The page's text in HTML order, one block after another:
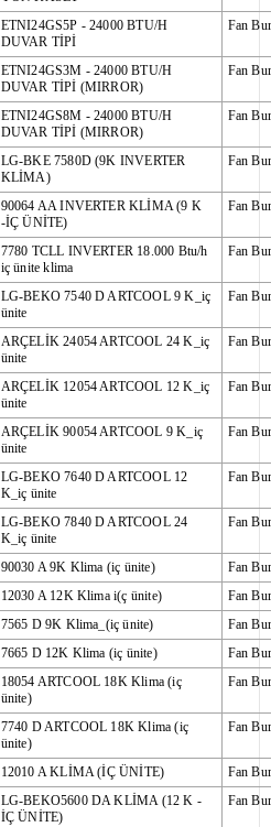
ETNI24GS5P - 24000 BTU/H
DUVAR TİPİ
Fan
ETNI24GS3M - 24000 BTU/H
DUVAR TİPİ (MIRROR)
Fan
ETNI24GS8M - 24000 BTU/H
DUVAR TİPİ (MIRROR)
Fan
LG-BKE 7580D (9K INVERTER
KLİMA)
Fan
90064 AA INVERTER KLİMA (9 K
-İÇ ÜNİTE)
Fan
7780 TCLL INVERTER 18.000 Btu/h
iç ünite klima
Fan
LG-BEKO 7540 D ARTCOOL 9 K_iç
ünite
Fan
ARÇELİK 24054 ARTCOOL 24 K_iç
ünite
Fan
ARÇELİK 12054 ARTCOOL 12 K_iç
ünite
Fan
ARÇELİK 90054 ARTCOOL 9 K_iç
ünite
Fan
LG-BEKO 7640 D ARTCOOL 12
K_iç ünite
Fan
LG-BEKO 7840 D ARTCOOL 24
K_iç ünite
Fan
90030 A 9K Klima (iç ünite)
Fan
12030 A 12K Klima i(ç ünite)
Fan
7565 D 9K Klima_(iç ünite)
Fan
7665 D 12K Klima (iç ünite)
Fan
18054 ARTCOOL 18K Klima (iç
ünite)
Fan
7740 D ARTCOOL 18K Klima (iç
ünite)
Fan
12010 A KLİMA (İÇ ÜNİTE)
Fan
LG-BEKO5600 DA KLİMA (12 K -
İÇ ÜNİTE)
Fan